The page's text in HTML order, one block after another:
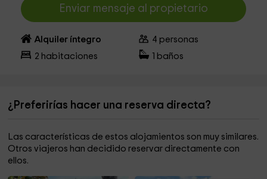
Enviar mensaje al propietario
Alquiler íntegro 4 personas
2 habitaciones baños
¿Preferirías hacer una reserva directa?
Las características de estos alojamientos son muy similares.
Otros viajeros han decidido reservar directamente con
ellos.